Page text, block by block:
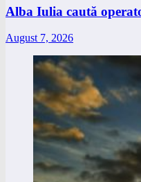
Alba Iulia caută
August 7, 2026